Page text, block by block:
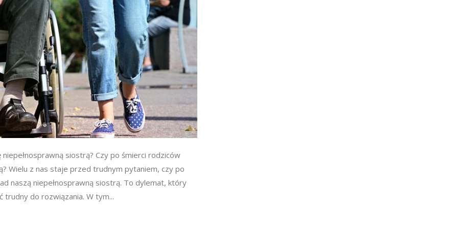
siostrą? Czy po śmierci rodziców
Wielu z nas staje przed trudnym pytaniem, czy po
naszą niepełnosprawną siostrą. To dylemat, który
trudny do rozwiązania. W tym...